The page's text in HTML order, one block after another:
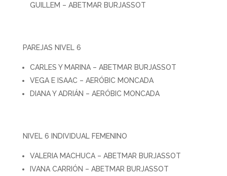
GUILLEM – ABETMAR BURJASSOT
PAREJAS NIVEL 6
CARLES Y MARINA – ABETMAR BURJASSOT
VEGA E ISAAC – AERÓBIC MONCADA
DIANA Y ADRIÁN – AERÓBIC MONCADA
NIVEL 6 INDIVIDUAL FEMENINO
VALERIA MACHUCA – ABETMAR BURJASSOT
IVANA CARRIÓN – ABETMAR BURJASSOT